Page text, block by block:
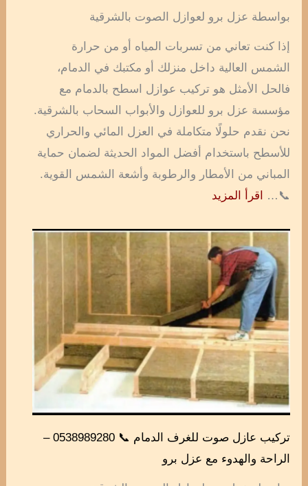
بواسطة عزل برو لعوازل الصوت بالشرقية
إذا كنت تعاني من تسربات المياه أو من حرارة
الشمس العالية داخل منزلك أو مكتبك في الدمام،
فالحل الأمثل هو تركيب عوازل اسطح بالدمام مع
مؤسسة عزل برو للعوازل والأبواب السحاب بالشرقية.
نحن نقدم حلولًا متكاملة في العزل المائي والحراري
للأسطح باستخدام أفضل المواد الحديثة لضمان حماية
المباني من الأمطار والرطوبة وأشعة الشمس القوية.
📞…
اقرأ المزيد
تركيب عازل صوت للغرف الدمام 📞 0538989280 –
الراحة والهدوء مع عزل برو